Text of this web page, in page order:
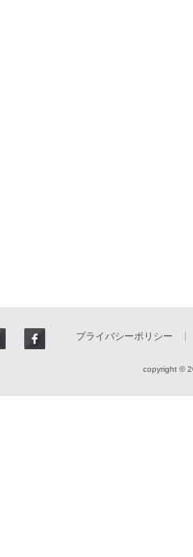
プライバシーポリシー
copyright ©